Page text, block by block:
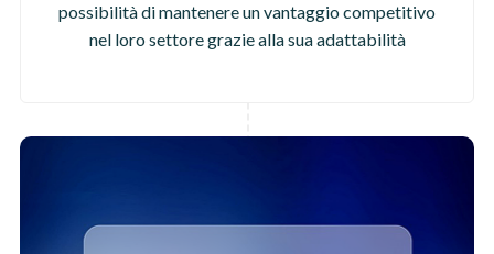
possibilità di mantenere un vantaggio competitivo
nel loro settore grazie alla sua adattabilità